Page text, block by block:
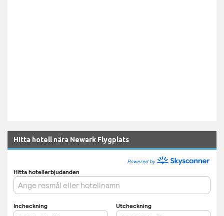
Hitta hotell nära Newark Flygplats